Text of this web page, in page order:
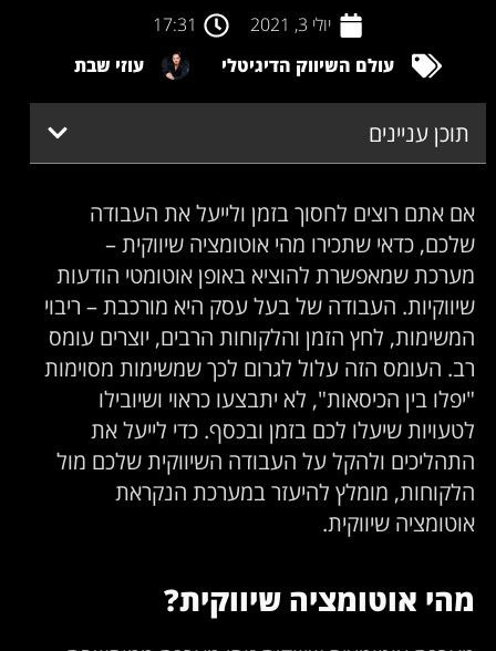
יולי 3, 2021
17:31
עולם השיווק הדיגיטלי
עוזי שבת
תוכן עניינים
אם אתם רוצים לחסוך בזמן ולייעל את העבודה
שלכם, כדאי שתכירו מהי אוטומציה שיווקית –
מערכת שמאפשרת להוציא באופן אוטומטי הודעות
שיווקיות. העבודה של בעל עסק היא מורכבת – ריבוי
המשימות, לחץ הזמן והלקוחות הרבים, יוצרים עומס
רב. העומס הזה עלול לגרום לכך שמשימות מסוימות
"יפלו בין הכיסאות", לא יתבצעו כראוי ושיובילו
לטעויות שיעלו לכם בזמן ובכסף. כדי לייעל את
התהליכים ולהקל על העבודה השיווקית שלכם מול
הלקוחות, מומלץ להיעזר במערכת הנקראת
אוטומציה שיווקית.
מהי אוטומציה שיווקית?